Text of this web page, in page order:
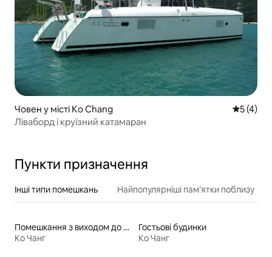
Човен у місті Ko Chang Середня
5 (4)
Ліваборд і круїзний катамаран
Пункти призначення
Інші типи помешкань Найпопулярніші пам’ятки поблизу
Помешкання з виходом до озера
Ко Чанг
Гостьові будинки
Ко Чанг